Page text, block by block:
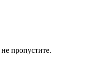
пропустите.